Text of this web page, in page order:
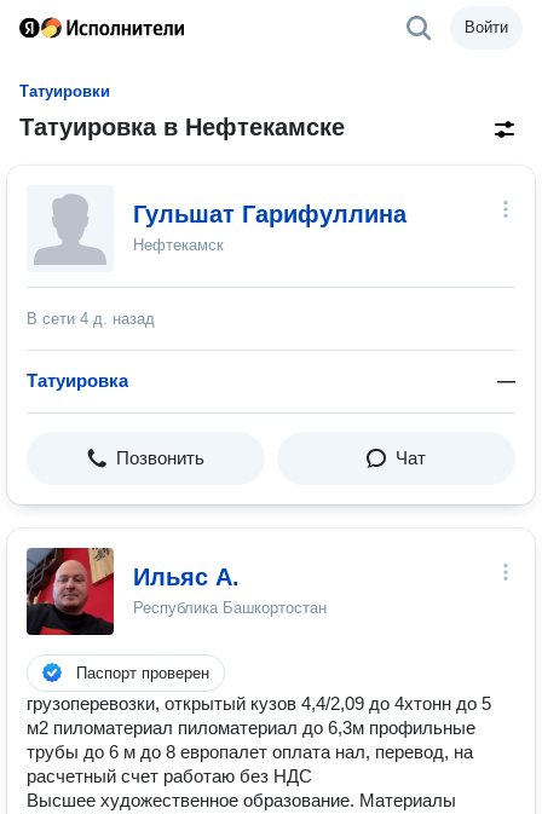
Войти
Татуировки
Татуировка в Нефтекамске
Гульшат Гарифуллина
Нефтекамск
В сети 4 д. назад
Татуировка —
Позвонить Чат
Ильяс А.
Республика Башкортостан
Паспорт проверен
грузоперевозки, открытый кузов 4,4/2,09 до 4хтонн до 5
м2 пиломатериал пиломатериал до 6,3м профильные
трубы до 6 м до 8 европалет оплата нал, перевод, на
расчетный счет работаю без НДС
Высшее художественное образование. Материалы